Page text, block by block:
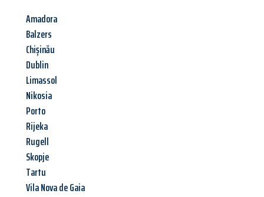
Amadora
Balzers
Chișinău
Dublin
Limassol
Nikosia
Porto
Rijeka
Rugell
Skopje
Tartu
Vila Nova de Gaia